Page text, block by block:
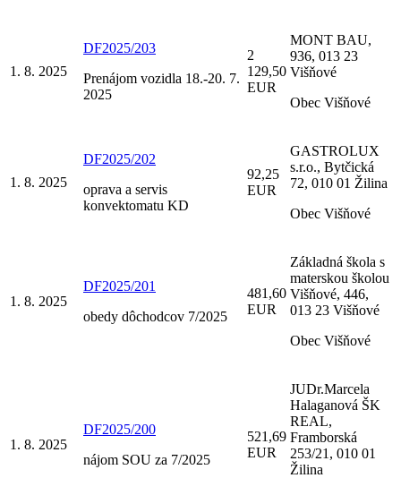
1. 8. 2025
DF2025/203
Prenájom vozidla 18.-20. 7.
2025
2
129,50
EUR
MONT BAU,
936, 013 23
Višňové
Obec Višňové
1. 8. 2025
DF2025/202
oprava a servis
konvektomatu KD
92,25
EUR
GASTROLUX
s.r.o., Bytčická
72, 010 01 Žilina
Obec Višňové
1. 8. 2025
DF2025/201
obedy dôchodcov 7/2025
481,60
EUR
Základná škola s
materskou školou
Višňové, 446,
013 23 Višňové
Obec Višňové
1. 8. 2025
DF2025/200
nájom SOU za 7/2025
521,69
EUR
JUDr.Marcela
Halaganová ŠK
REAL,
Framborská
253/21, 010 01
Žilina